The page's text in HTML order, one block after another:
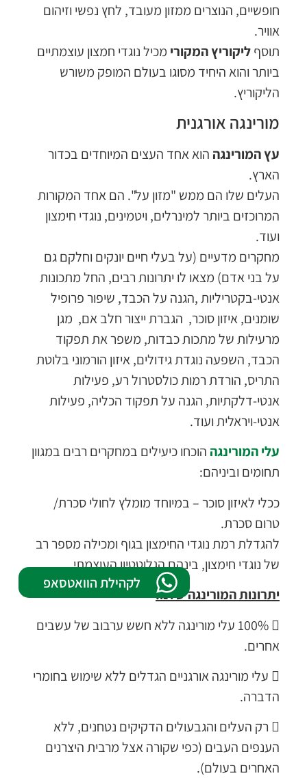
חופשיים, הנוצרים ממזון מעובד, לחץ נפשי וזיהום
אוויר.
תוסףליקוריץ המקורי מכיל נוגדי חמצון עוצמתיים
ביותר והוא היחיד מסוגו בעולם המופק משורש
הליקוריץ.
מורינגה אורגנית
עץ המורינגה הוא אחד העצים המיוחדים בכדור
הארץ.
העלים שלו הם ממש "מזון על". הם אחד המקורות
המרוכזים ביותר למינרלים, ויטמינים, נוגדי חימצון
ועוד.
מחקרים מדעיים (על בעלי חיים יונקים וחלקם גם
על בני אדם) מצאו לו יתרונות רבים, החל מתכונות
אנטי-בקטריליות ,הגנה על הכבד, שיפור פרופיל
שומנים, איזון סוכר, הגברת ייצור חלב אם, מגן
מרעילות של מתכות כבדות, משפר את תפקוד
הכבד, השפעה נוגדת גידולים, איזון הורמוני בלוטת
התריס, הורדת רמות כולסטרול רע, פעילות
אנטי-דלקתיות, הגנה על תפקוד הכליה, פעילות
אנטי-ויראלית ועוד.
עלי המורינגה הוכחו כיעילים במחקרים רבים במגוון
תחומים וביניהם:
ככלי לאיזון סוכר – במיוחד מומלץ לחולי סכרת/
טרום סכרת.
להגדלת רמת נוגדי החימצון בגוף ומכילה מספר רב
של נוגדי חימצון, בינהם הגלוטטיון העוצמתי.
יתרונות המורינגה שלנו:
‌ 100% עלי מורינגה ללא חשש ערבוב של עשבים
אחרים.
‌ עלי מורינגה אורגניים הגדלים ללא שימוש בחומרי
הדברה.
‌ רק העלים והגבעולים הדקיקים נטחנים, ללא
הענפים העבים (כפי שקורה אצל מרבית היצרנים
האחרים בעולם).
לקהילת הוואטסאפ